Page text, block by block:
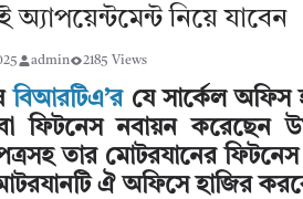
অ্যাপয়েন্টমেন্ট নিয়ে যাবেন
admin 2185 Views
বিআরটিএ’রযে সার্কেল অফিস
ফিটনেস নবায়ন করেছেন
তার মোটরযানের
ঐ অফিসে হাজির